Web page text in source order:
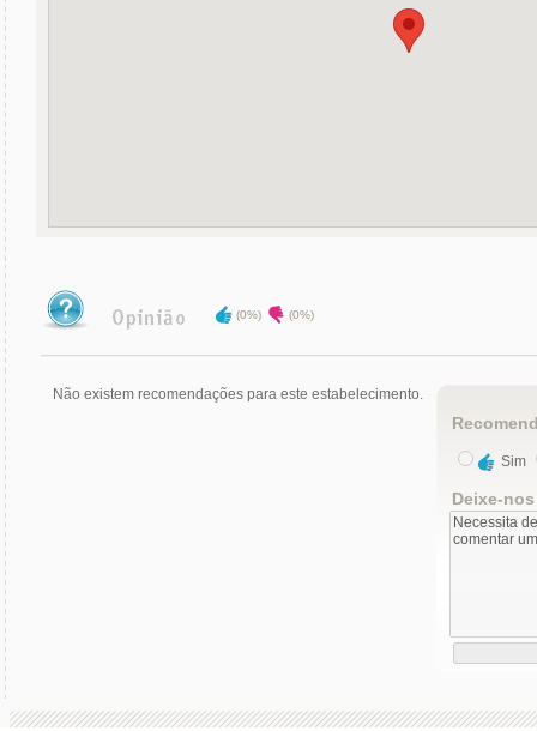
(0%) (0%)
Não existem recomendações para este estabelecimento.
Sim
Deixe-